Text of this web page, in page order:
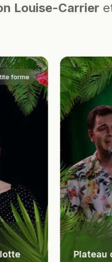
Louise-Carrier
Parole
Slam-poésie
double avec